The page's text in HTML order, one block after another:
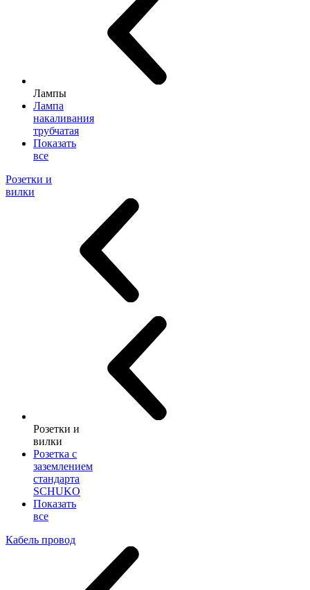
Лампы
Лампа
накаливания
трубчатая
Показать
все
Розетки и
вилки
Розетки и
вилки
Розетка с
заземлением
стандарта
SCHUKO
Показать
все
Кабель провод